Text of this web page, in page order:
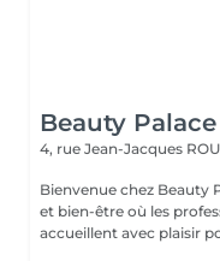
Beauty
4, rue Jean-Jacques
Bienvenue chez Beauty
et bien-être où les
accueillent avec plaisir